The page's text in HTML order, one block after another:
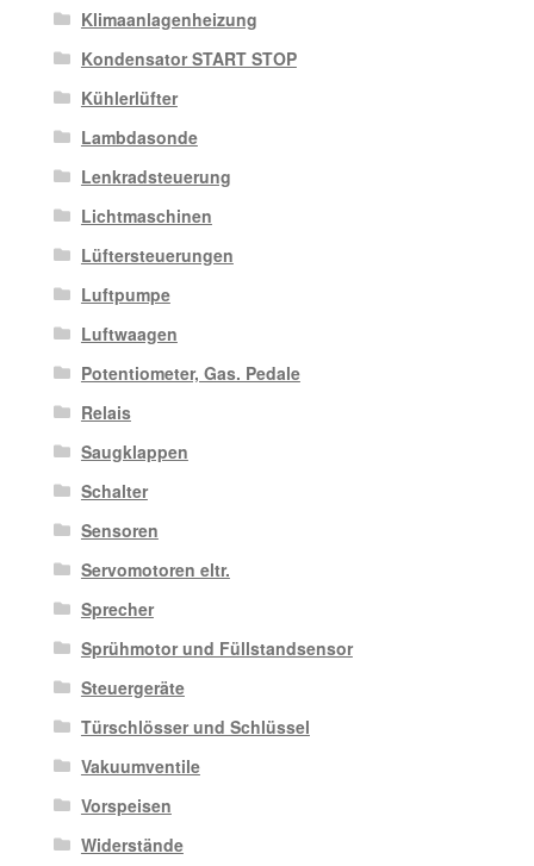
Klimaanlagenheizung
Kondensator START STOP
Kühlerlüfter
Lambdasonde
Lenkradsteuerung
Lichtmaschinen
Lüftersteuerungen
Luftpumpe
Luftwaagen
Potentiometer, Gas. Pedale
Relais
Saugklappen
Schalter
Sensoren
Servomotoren eltr.
Sprecher
Sprühmotor und Füllstandsensor
Steuergeräte
Türschlösser und Schlüssel
Vakuumventile
Vorspeisen
Widerstände